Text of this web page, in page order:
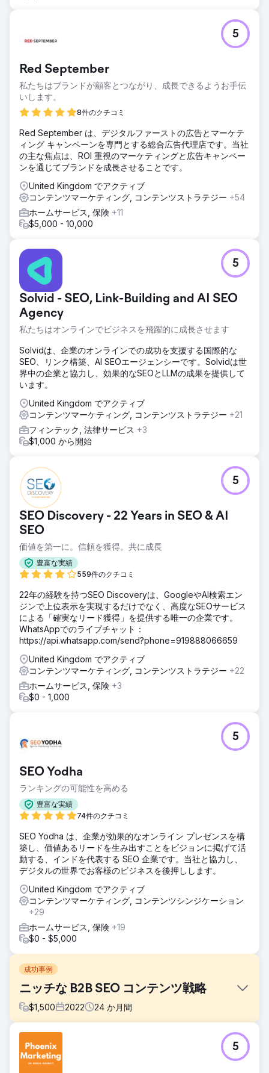
Red September
私たちはブランドが顧客とつながり、成長できるようお手伝
いします。
8件のクチコミ
5
Red September は、デジタルファーストの広告とマーケテ
ィング キャンペーンを専門とする総合広告代理店です。当社
の主な焦点は、ROI 重視のマーケティングと広告キャンペー
ンを通じてブランドを成長させることです。
United Kingdom でアクティブ
コンテンツマーケティング, コンテンツストラテジー +54
ホームサービス, 保険 +11
$5,000 - 10,000
Solvid - SEO, Link-Building and AI SEO
Agency
私たちはオンラインでビジネスを飛躍的に成長させます
5
Solvidは、企業のオンラインでの成功を支援する国際的な
SEO、リンク構築、AI SEOエージェンシーです。Solvidは世
界中の企業と協力し、効果的なSEOとLLMの成果を提供して
います。
United Kingdom でアクティブ
コンテンツマーケティング, コンテンツストラテジー +21
フィンテック, 法律サービス +3
$1,000 から開始
SEO Discovery - 22 Years in SEO & AI
SEO
価値を第一に。信頼を獲得。共に成長
豊富な実績
559件のクチコミ
5
22年の経験を持つSEO Discoveryは、GoogleやAI検索エン
ジンで上位表示を実現するだけでなく、高度なSEOサービス
による「確実なリード獲得」を提供する唯一の企業です。
WhatsAppでのライブチャット：
https://api.whatsapp.com/send?phone=919888066659
United Kingdom でアクティブ
コンテンツマーケティング, コンテンツストラテジー +22
ホームサービス, 保険 +3
$0 - 1,000
SEO Yodha
ランキングの可能性を高める
豊富な実績
74件のクチコミ
5
SEO Yodha は、企業が効果的なオンライン プレゼンスを構
築し、価値あるリードを生み出すことをビジョンに掲げて活
動する、インドを代表する SEO 企業です。当社と協力し、
デジタルの世界でお客様のビジネスを後押しします。
United Kingdom でアクティブ
コンテンツマーケティング, コンテンツシンジケーション
+29
ホームサービス, 保険 +19
$0 - $5,000
成功事例
ニッチな B2B SEO コンテンツ戦略
$1,500 2022 24 か月間
ニッチ業界における B2B SaaS ソリューションの検索エンジ
ンの可視性とオーガニック トラフィックを増やすため。この
5